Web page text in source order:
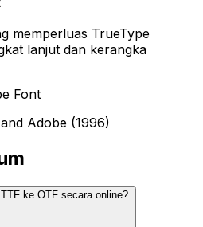
memperluas TrueType
lanjut dan kerangka
Font
Adobe (1996)
ke OTF secara online?